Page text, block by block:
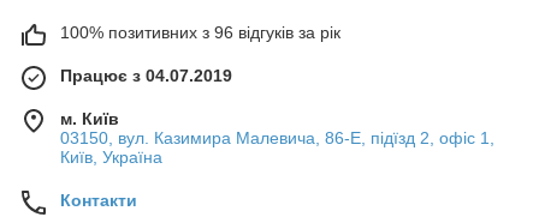
100% позитивних з 96 відгуків за рік
Працює з 04.07.2019
м. Київ
03150, вул. Казимира Малевича, 86-Е, підїзд 2, офіс 1,
Київ, Україна
Контакти